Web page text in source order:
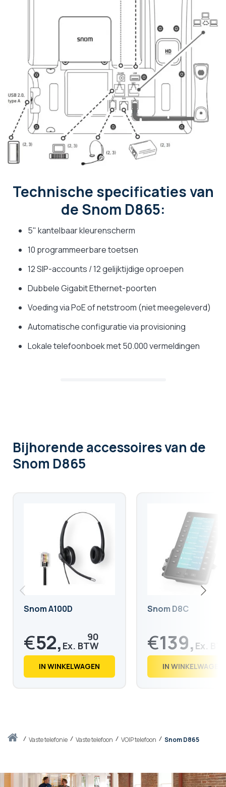
Thuisvaste telefonie Vaste telefoon VOIP telefoon Snom D865
Technische specificaties van
de Snom D865:
5" kantelbaar kleurenscherm
10 programmeerbare toetsen
12 SIP-accounts / 12 gelijktijdige oproepen
Dubbele Gigabit Ethernet-poorten
Voeding via PoE of netstroom (niet meegeleverd)
Automatische configuratie via provisioning
Lokale telefoonboek met 50.000 vermeldingen
Bijhorende accessoiresvan de
Snom D865
Snom A100D
€52, 90
€ 64,
IN WINKELWAGEN
Snom D8C
€139,
€ 169,
IN WINKELWAGEN